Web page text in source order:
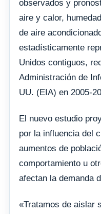
observados y
aire y calor,
de aire
estadísticamente
Unidos contiguos,
Administración de
UU. (EIA) en 2005-
El nuevo estudio
por la influencia del
aumentos de
comportamiento u
afectan la demanda
«Tratamos de aislar